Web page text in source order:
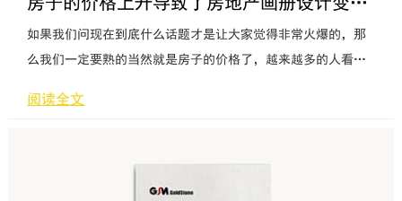
如果我们问现在到底什么话题才是让大家觉得非常火爆的，那
么我们一定要熟的当然就是房子的价格了，越来越多的人看着
这是那些从来都没有买到房子的人才会这样，面对着那些他们
亏自己买的早。其实越来越多的人喜欢去看房子，也就促进了
阅读全文